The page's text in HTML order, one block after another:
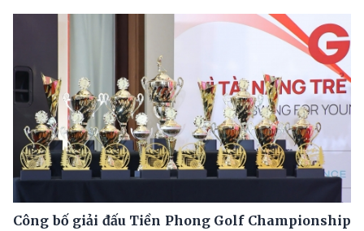
Công bố giải đấu Tiền Phong Golf Championship